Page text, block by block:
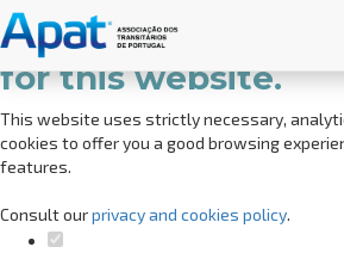
Set your cookie
for this website.
This website uses strictly necessary,
cookies to offer you a good browsing
features.
Consult ourprivacy and cookies policy.